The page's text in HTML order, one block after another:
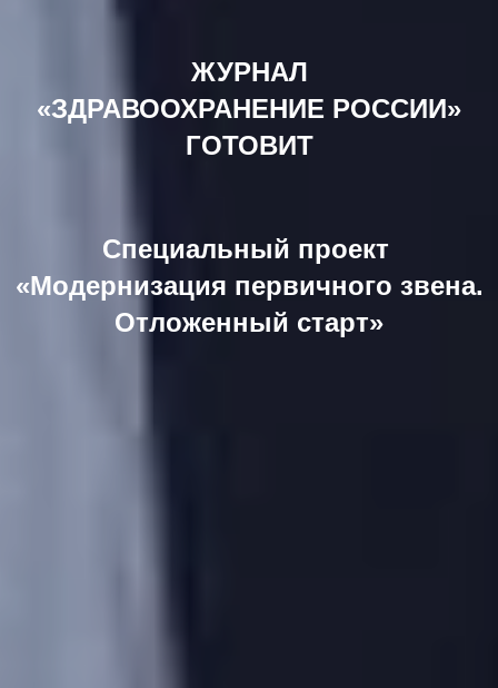
ЖУРНАЛ
«ЗДРАВООХРАНЕНИЕ РОССИИ»
ГОТОВИТ
Специальный проект
«Модернизация первичного звена.
Отложенный старт»